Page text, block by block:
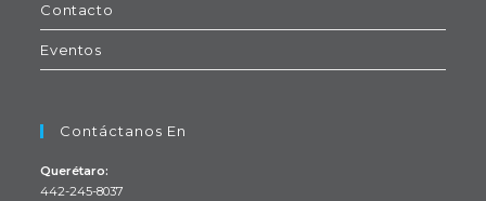
Contacto
Eventos
Contáctanos En
Querétaro:
442-245-8037